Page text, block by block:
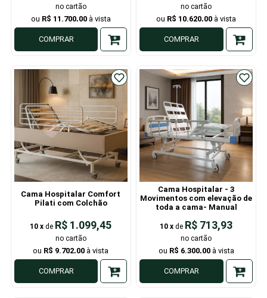
R$ 11.700,00
COMPRAR
R$ 10.620,00
COMPRAR
Cama Hospitalar Comfort
Pilati com Colchão
10 x de R$ 1.099,45
R$ 9.702,00
COMPRAR
Cama Hospitalar - 3
Movimentos com elevação de
toda a cama- Manual
10 x de R$ 713,93
R$ 6.300,00
COMPRAR